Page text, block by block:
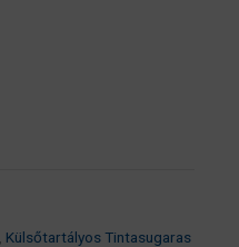
Külsőtartályos Tintasugaras